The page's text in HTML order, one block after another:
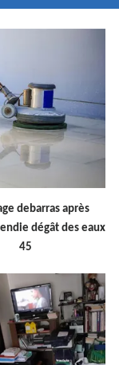
debarras après
dégât des eaux
45